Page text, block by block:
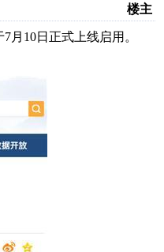
楼主
月10日正式上线启用。